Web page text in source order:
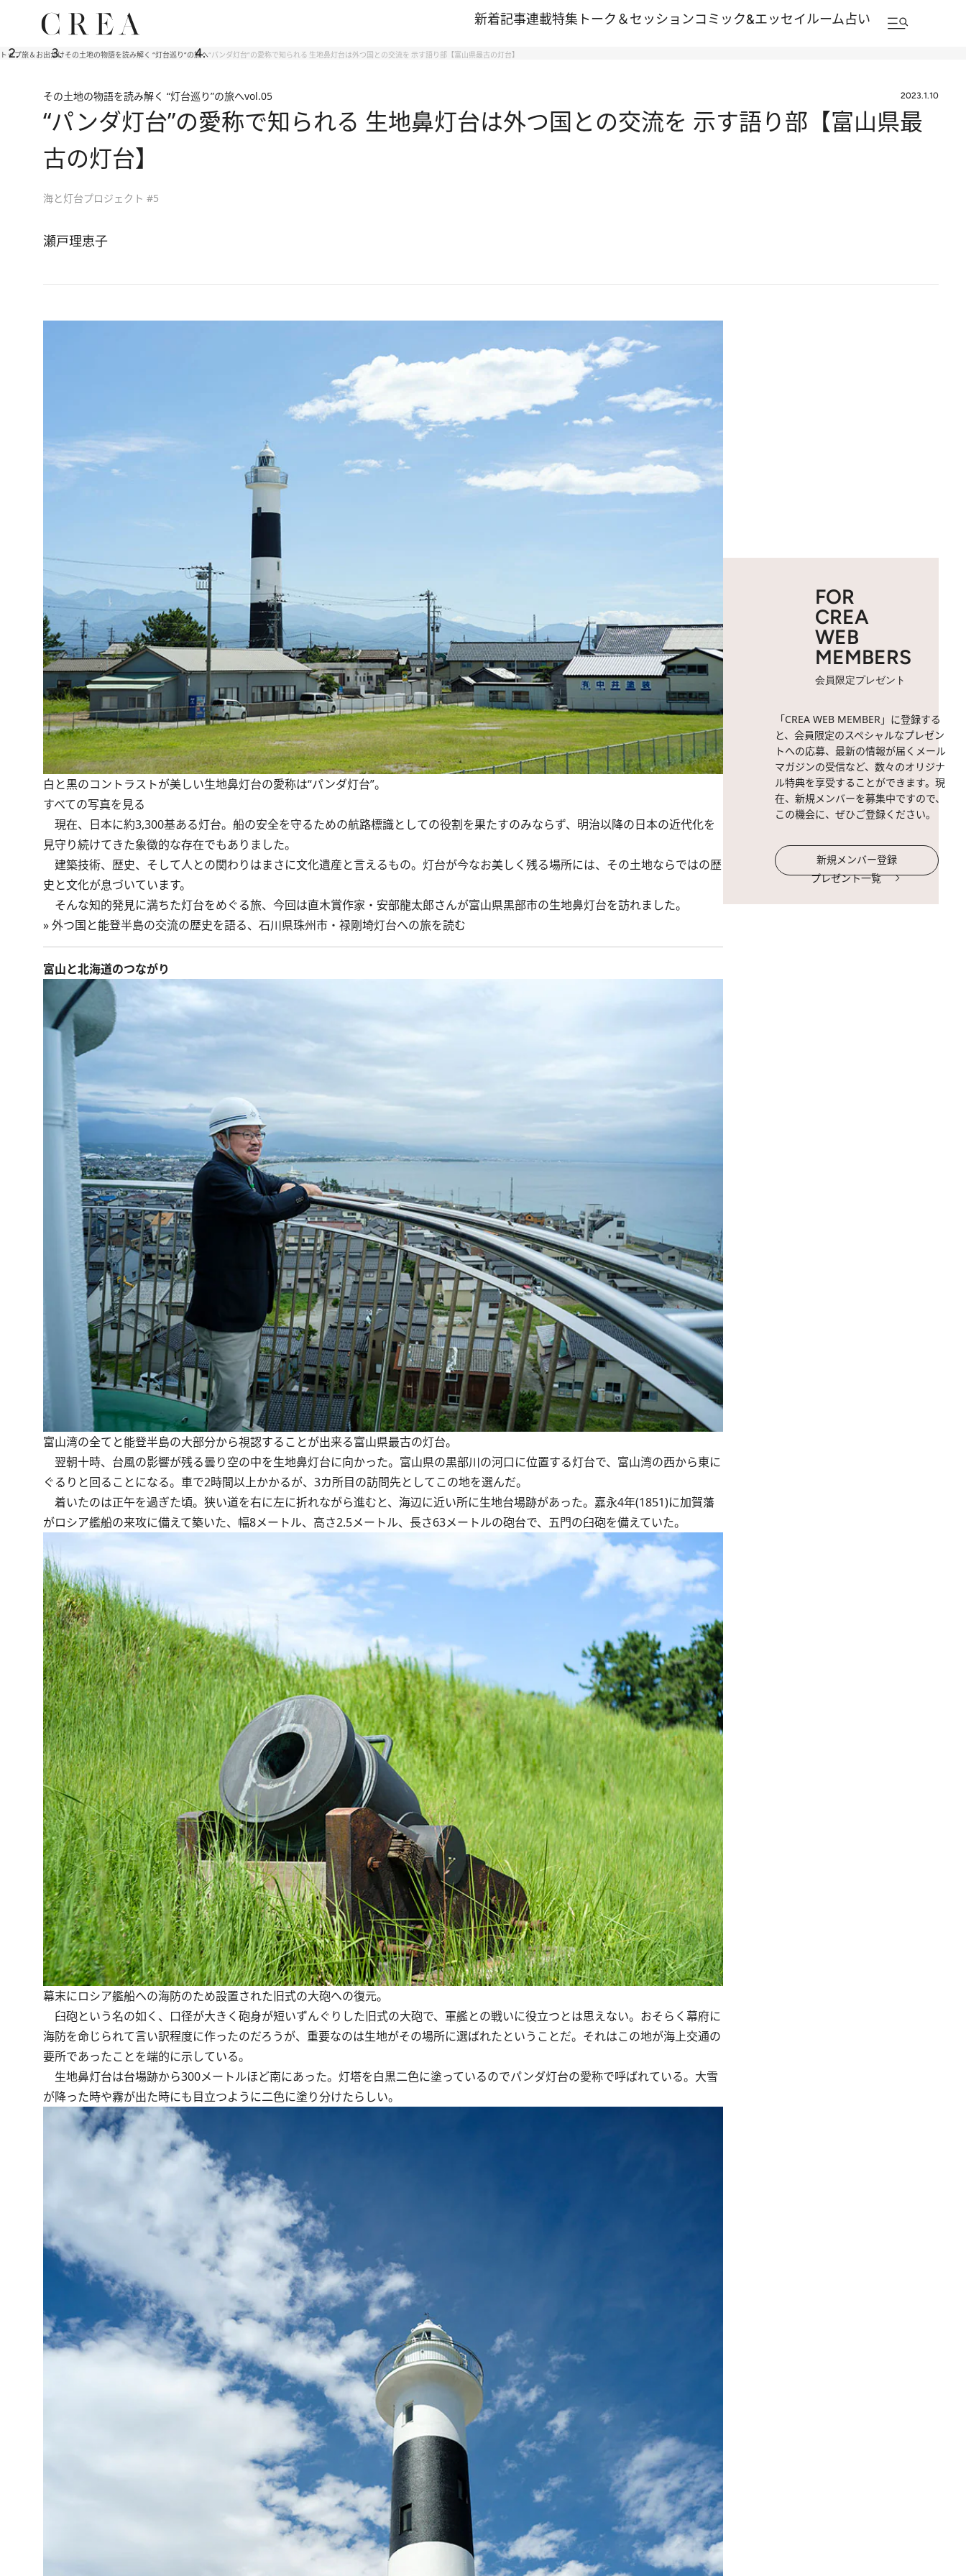
新着記事連載特集 トーク＆セッションコミック&エッセイルーム占い
トップ旅＆お出かけその土地の物語を読み解く “灯台巡り”の旅へ“パンダ灯台”の愛称で知られる 生地鼻灯台は外つ国との交流を 示す語り部【富山県最古の灯台】
その土地の物語を読み解く “灯台巡り”の旅へvol.05 2023.1.10
“パンダ灯台”の愛称で知られる 生地鼻灯台は外つ国との交流を 示す語り部【富山県最
古の灯台】
海と灯台プロジェクト #5
瀬戸理恵子
白と黒のコントラストが美しい生地鼻灯台の愛称は“パンダ灯台”。
すべての写真を見る
現在、日本に約3,300基ある灯台。船の安全を守るための航路標識としての役割を果たすのみならず、明治以降の日本の近代化を
見守り続けてきた象徴的な存在でもありました。
建築技術、歴史、そして人との関わりはまさに文化遺産と言えるもの。灯台が今なお美しく残る場所には、その土地ならではの歴
史と文化が息づいています。
そんな知的発見に満ちた灯台をめぐる旅、今回は直木賞作家・安部龍太郎さんが富山県黒部市の生地鼻灯台を訪れました。
»外つ国と能登半島の交流の歴史を語る、石川県珠州市・禄剛埼灯台への旅を読む
富山と北海道のつながり
富山湾の全てと能登半島の大部分から視認することが出来る富山県最古の灯台。
翌朝十時、台風の影響が残る曇り空の中を生地鼻灯台に向かった。富山県の黒部川の河口に位置する灯台で、富山湾の西から東に
ぐるりと回ることになる。車で2時間以上かかるが、3カ所目の訪問先としてこの地を選んだ。
着いたのは正午を過ぎた頃。狭い道を右に左に折れながら進むと、海辺に近い所に生地台場跡があった。嘉永4年(1851)に加賀藩
がロシア艦船の来攻に備えて築いた、幅8メートル、高さ2.5メートル、長さ63メートルの砲台で、五門の臼砲を備えていた。
幕末にロシア艦船への海防のため設置された旧式の大砲への復元。
臼砲という名の如く、口径が大きく砲身が短いずんぐりした旧式の大砲で、軍艦との戦いに役立つとは思えない。おそらく幕府に
海防を命じられて言い訳程度に作ったのだろうが、重要なのは生地がその場所に選ばれたということだ。それはこの地が海上交通の
要所であったことを端的に示している。
生地鼻灯台は台場跡から300メートルほど南にあった。灯塔を白黒二色に塗っているのでパンダ灯台の愛称で呼ばれている。大雪
が降った時や霧が出た時にも目立つように二色に塗り分けたらしい。
FOR
CREA
WEB
MEMBERS
会員限定プレゼント
「CREA WEB MEMBER」に登録する
と、会員限定のスペシャルなプレゼン
トへの応募、最新の情報が届くメール
マガジンの受信など、数々のオリジナ
ル特典を享受することができます。現
在、新規メンバーを募集中ですので、
この機会に、ぜひご登録ください。
新規メンバー登録
プレゼント一覧